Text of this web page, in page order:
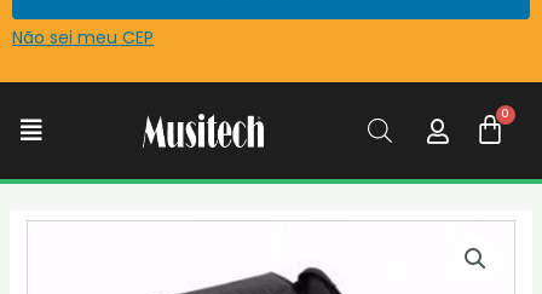
Não sei meu CEP
Menu